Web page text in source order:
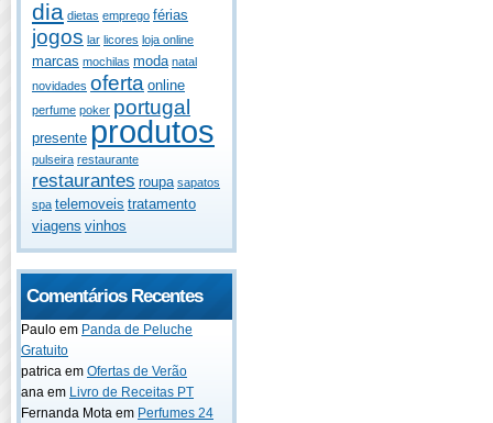
dia dietas emprego férias
jogos lar licores loja online
marcas mochilas moda natal
novidades oferta online
perfume poker portugal
presente produtos
pulseira restaurante
restaurantes roupa sapatos
spa telemoveis tratamento
viagens vinhos
Comentários Recentes
Paulo em Panda de Peluche
Gratuito
patrica em Ofertas de Verão
ana em Livro de Receitas PT
Fernanda Mota em Perfumes 24